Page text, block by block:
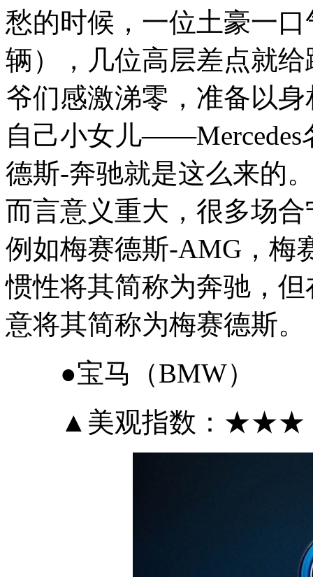
愁的时候，一位土豪一
辆），几位高层差点就
爷们感激涕零，准备以
自己小女儿——Mercedes
德斯-奔驰就是这么来的
而言意义重大，很多场
例如梅赛德斯-AMG，梅
惯性将其简称为奔驰，
意将其简称为梅赛德斯。
●宝马（BMW）
▲美观指数：★★★